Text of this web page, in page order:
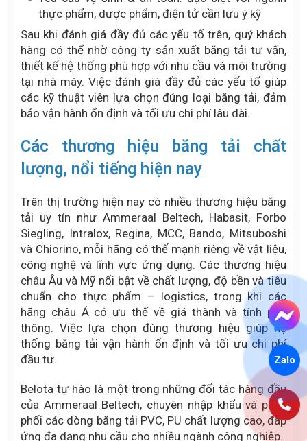
thực phẩm, dược phẩm, điện tử cần lưu ý kỹ
Sau khi đánh giá đầy đủ các yếu tố trên, quý khách
hàng có thể nhờ công ty sản xuất băng tải tư vấn,
thiết kế hệ thống phù hợp với nhu cầu và môi trường
tại nhà máy. Việc đánh giá đầy đủ các yếu tố giúp
các kỹ thuật viên lựa chọn đúng loại băng tải, đảm
bảo vận hành ổn định và tối ưu chi phí lâu dài.
Các thương hiệu băng tải chất
lượng, nổi tiếng hiện nay
Trên thị trường hiện nay có nhiều thương hiệu băng
tải uy tín như Ammeraal Beltech, Habasit, Forbo
Siegling, Intralox, Regina, MCC, Bando, Mitsuboshi
và Chiorino, mỗi hãng có thế mạnh riêng về vật liệu,
công nghệ và lĩnh vực ứng dụng. Các thương hiệu
châu Âu và Mỹ nổi bật về chất lượng, độ bền và tiêu
chuẩn cho thực phẩm – logistics, trong khi các
hãng châu Á có ưu thế về giá thành và tính phổ
thông. Việc lựa chọn đúng thương hiệu giúp hệ
thống băng tải vận hành ổn định và tối ưu chi phí
đầu tư.
Belota tự hào là một trong những đối tác hàng đầu
của Ammeraal Beltech, chuyên nhập khẩu và phân
phối các dòng băng tải PVC, PU chất lượng cao, đáp
ứng đa dạng nhu cầu cho nhiều ngành công nghiệp.
Zalo